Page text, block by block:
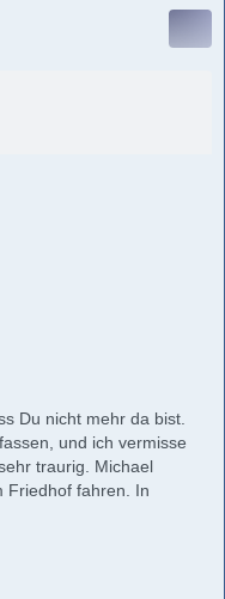
Du nicht mehr da bist.
und ich vermisse
traurig. Michael
Friedhof fahren. In